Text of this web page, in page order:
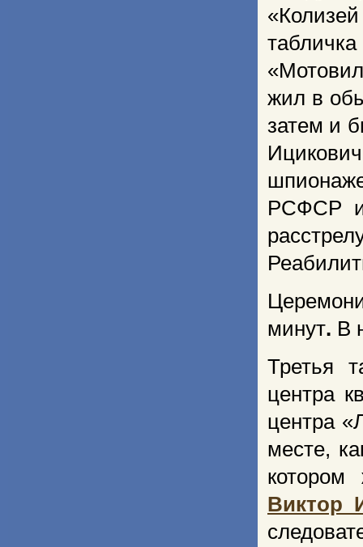
жил в
затем и
РСФСР и
минут. В
Третья
центра
центра
месте,
котором
Виктор